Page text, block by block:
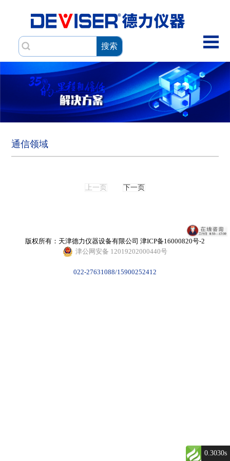
搜索
通信领域
上一页 下一页
版权所有：天津德力仪器设备有限公司 津ICP备16000820号-2
津公网安备 12019202000440号
022-27631088/15900252412
0.3030s